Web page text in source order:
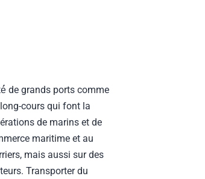
de grands ports comme
cours qui font la
de marins et de
maritime et au
mais aussi sur des
Transporter du